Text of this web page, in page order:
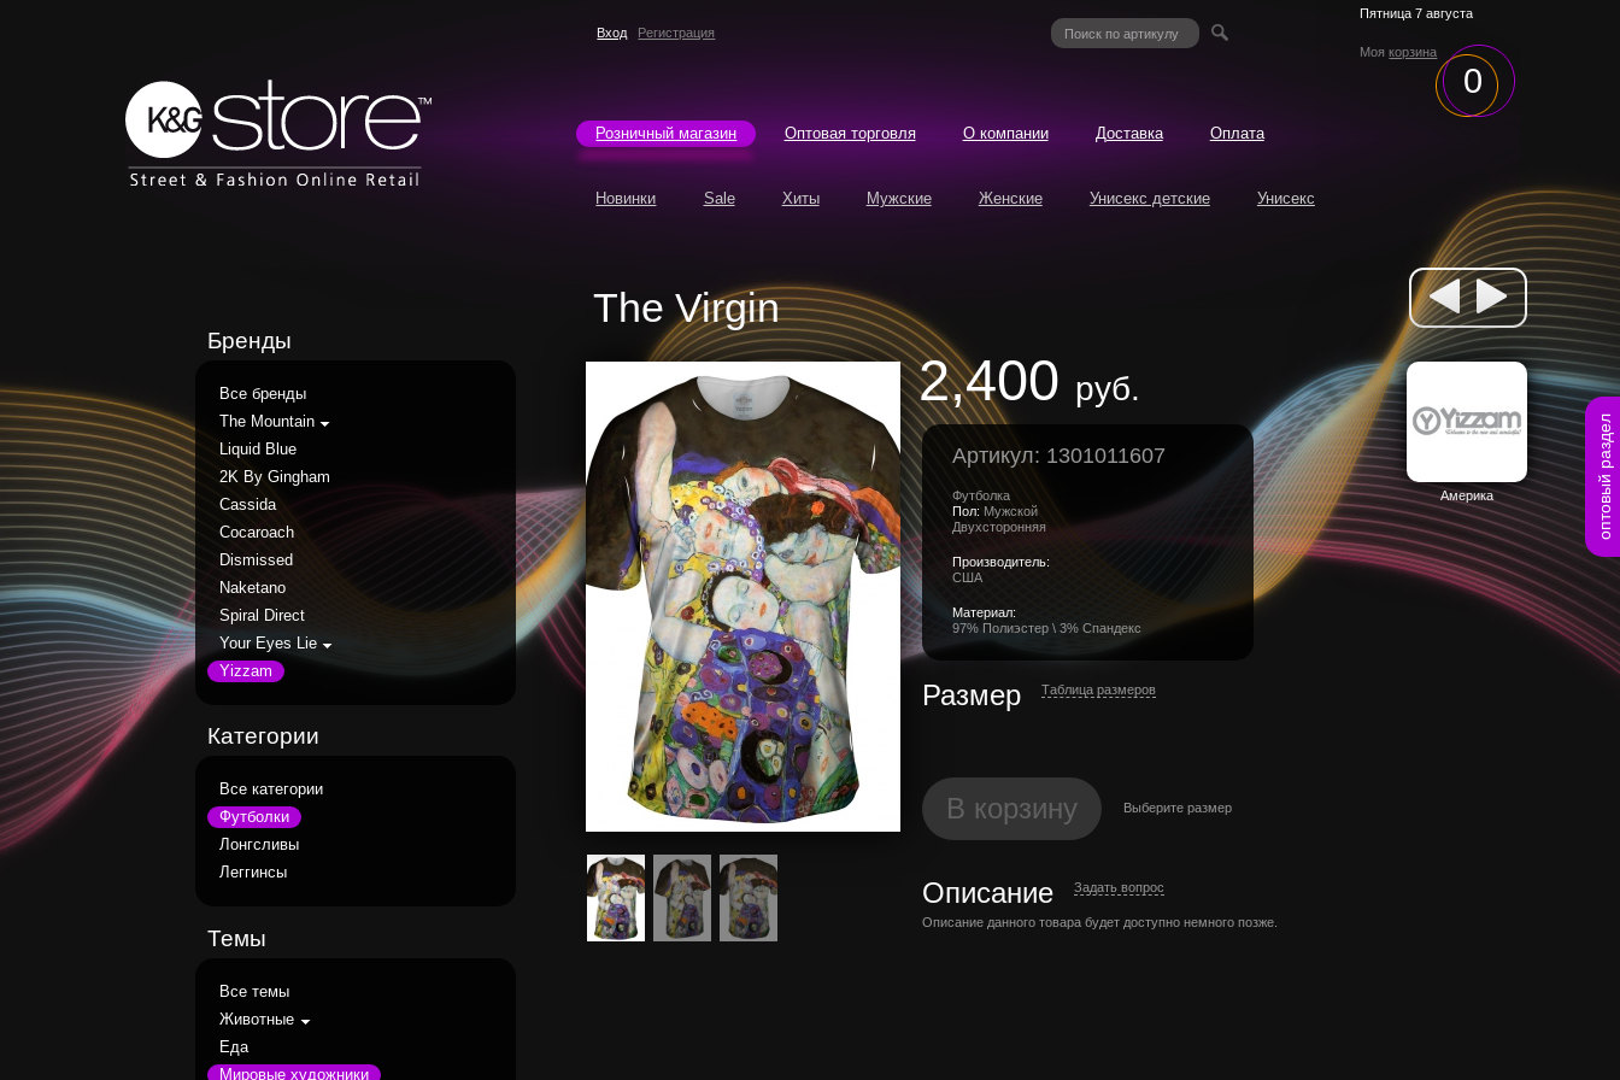
оптовый раздел
Вход Регистрация
Пятница 7 августа
Моякорзина
0
Розничный магазин Оптовая торговля О компании Доставка Оплата
Новинки Sale Хиты Мужские Женские Унисекс детские Унисекс
The Virgin
Бренды
Все бренды
The Mountain
Liquid Blue
2K By Gingham
Cassida
Cocaroach
Dismissed
Naketano
Spiral Direct
Your Eyes Lie
Yizzam
Категории
Все категории
Футболки
Лонгсливы
Леггинсы
Темы
Все темы
Животные
Еда
Мировые художники
Америка
2,400 руб.
Артикул: 1301011607
Футболка
Пол: Мужской
Двухсторонняя
Производитель:
США
Материал:
97% Полиэстер \ 3% Спандекс
Размер Таблица размеров
В корзину Выберите размер
Описание Задать вопрос
Описание данного товара будет доступно немного позже.